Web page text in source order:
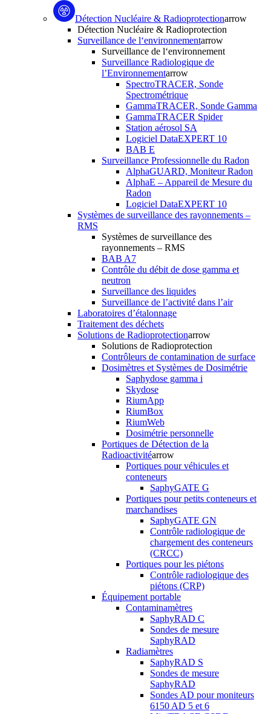
Détection Nucléaire & Radioprotectionarrow
Détection Nucléaire & Radioprotection
Surveillance de l‘environnementarrow
Surveillance de l‘environnement
Surveillance Radiologique de
l’Environnementarrow
SpectroTRACER, Sonde
Spectrométrique
GammaTRACER, Sonde Gamma
GammaTRACER Spider
Station aérosol SA
Logiciel DataEXPERT 10
BAB E
Surveillance Professionnelle du Radon
AlphaGUARD, Moniteur Radon
AlphaE – Appareil de Mesure du
Radon
Logiciel DataEXPERT 10
Systèmes de surveillance des rayonnements –
RMS
Systèmes de surveillance des
rayonnements – RMS
BAB A7
Contrôle du débit de dose gamma et
neutron
Surveillance des liquides
Surveillance de l’activité dans l’air
Laboratoires d’étalonnage
Traitement des déchets
Solutions de Radioprotectionarrow
Solutions de Radioprotection
Contrôleurs de contamination de surface
Dosimètres et Systèmes de Dosimétrie
Saphydose gamma i
Skydose
RiumApp
RiumBox
RiumWeb
Dosimétrie personnelle
Portiques de Détection de la
Radioactivitéarrow
Portiques pour véhicules et
conteneurs
SaphyGATE G
Portiques pour petits conteneurs et
marchandises
SaphyGATE GN
Contrôle radiologique de
chargement des conteneurs
(CRCC)
Portiques pour les piétons
Contrôle radiologique des
piétons (CRP)
Équipement portable
Contaminamètres
SaphyRAD C
Sondes de mesure
SaphyRAD
Radiamètres
SaphyRAD S
Sondes de mesure
SaphyRAD
Sondes AD pour moniteurs
6150 AD 5 et 6